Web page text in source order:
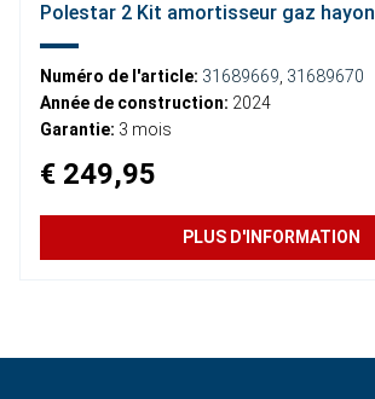
Polestar 2 Kit amortisseur gaz hayon
Numéro de l'article: 31689669 31689670
Année de construction: 2024
Garantie: 3 mois
€ 249,95
PLUS D'INFORMATION